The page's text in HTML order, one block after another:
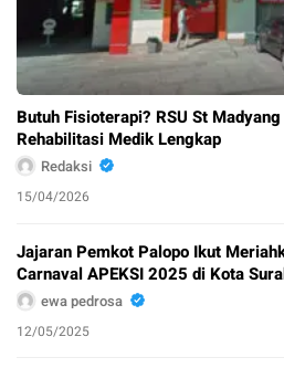
Butuh Fisioterapi? RSU St
Rehabilitasi Medik Lengkap
Redaksi
15/04/2026
Jajaran Pemkot Palopo Ikut
Carnaval APEKSI 2025 di Kota
ewa pedrosa
12/05/2025